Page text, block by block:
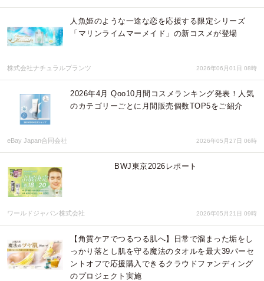
人魚姫のような一途な恋を応援する限定シリーズ
「マリンライムマーメイド」の新コスメが登場
株式会社ナチュラルプランツ 2026年06月01日 08時
2026年4月 Qoo10月間コスメランキング発表！人気
のカテゴリーごとに月間販売個数TOP5をご紹介
eBay Japan合同会社 2026年05月27日 06時
BWJ東京2026レポート
ワールドジャパン株式会社 2026年05月21日 09時
【角質ケアでつるつる肌へ】日常で溜まった垢をし
っかり落とし肌を守る魔法のタオルを最大39パーセ
ントオフで応援購入できるクラウドファンディング
のプロジェクト実施